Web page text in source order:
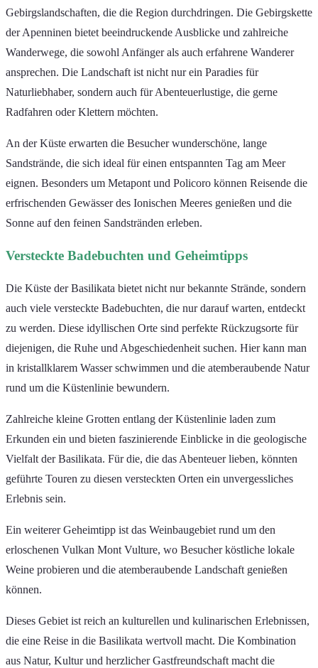
Gebirgslandschaften, die die Region durchdringen. Die Gebirgskette
der Apenninen bietet beeindruckende Ausblicke und zahlreiche
Wanderwege, die sowohl Anfänger als auch erfahrene Wanderer
ansprechen. Die Landschaft ist nicht nur ein Paradies für
Naturliebhaber, sondern auch für Abenteuerlustige, die gerne
Radfahren oder Klettern möchten.
An der Küste erwarten die Besucher wunderschöne, lange
Sandstrände, die sich ideal für einen entspannten Tag am Meer
eignen. Besonders um Metapont und Policoro können Reisende die
erfrischenden Gewässer des Ionischen Meeres genießen und die
Sonne auf den feinen Sandstränden erleben.
Versteckte Badebuchten und Geheimtipps
Die Küste der Basilikata bietet nicht nur bekannte Strände, sondern
auch viele versteckte Badebuchten, die nur darauf warten, entdeckt
zu werden. Diese idyllischen Orte sind perfekte Rückzugsorte für
diejenigen, die Ruhe und Abgeschiedenheit suchen. Hier kann man
in kristallklarem Wasser schwimmen und die atemberaubende Natur
rund um die Küstenlinie bewundern.
Zahlreiche kleine Grotten entlang der Küstenlinie laden zum
Erkunden ein und bieten faszinierende Einblicke in die geologische
Vielfalt der Basilikata. Für die, die das Abenteuer lieben, könnten
geführte Touren zu diesen versteckten Orten ein unvergessliches
Erlebnis sein.
Ein weiterer Geheimtipp ist das Weinbaugebiet rund um den
erloschenen Vulkan Mont Vulture, wo Besucher köstliche lokale
Weine probieren und die atemberaubende Landschaft genießen
können.
Dieses Gebiet ist reich an kulturellen und kulinarischen Erlebnissen,
die eine Reise in die Basilikata wertvoll macht. Die Kombination
aus Natur, Kultur und herzlicher Gastfreundschaft macht die